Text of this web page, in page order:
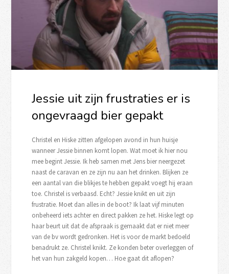
Jessie uit zijn frustraties er is
ongevraagd bier gepakt
Christel en Hiske zitten afgelopen avond in hun huisje
wanneer Jessie binnen komt lopen. Wat moet ik hier nou
mee begint Jessie. Ik heb samen met Jens bier neergezet
naast de caravan en ze zijn nu aan het drinken. Blijken ze
een aantal van die blikjes te hebben gepakt voegt hij eraan
toe. Christel is verbaasd. Echt? Jessie knikt en uit zijn
frustratie. Moet dan alles in de boot? Ik laat vijf minuten
onbeheerd iets achter en direct pakken ze het. Hiske legt op
haar beurt uit dat de afspraak is gemaakt dat er niet meer
van de bv wordt gedronken. Het is voor de markt bedoeld
benadrukt ze. Christel knikt. Ze konden beter overleggen of
het van hun zakgeld kopen… Hoe gaat dit aflopen?